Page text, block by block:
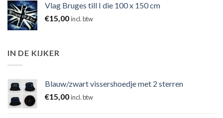
Vlag Bruges till I die 100 x 150 cm
€15,00incl. btw
IN DE KIJKER
Blauw/zwart vissershoedje met 2 sterren
€15,00incl. btw